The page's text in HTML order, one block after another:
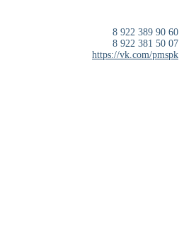
8 922 389 90 60
8 922 381 50 07
https://vk.com/pmspk